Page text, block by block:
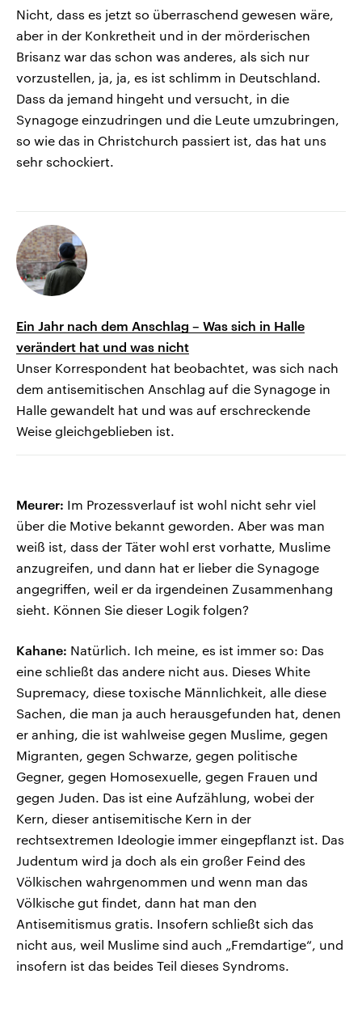
Nicht, dass es jetzt so überraschend gewesen wäre,
aber in der Konkretheit und in der mörderischen
Brisanz war das schon was anderes, als sich nur
vorzustellen, ja, ja, es ist schlimm in Deutschland.
Dass da jemand hingeht und versucht, in die
Synagoge einzudringen und die Leute umzubringen,
so wie das in Christchurch passiert ist, das hat uns
sehr schockiert.
Ein Jahr nach dem Anschlag – Was sich in Halle
verändert hat und was nicht
Unser Korrespondent hat beobachtet, was sich nach
dem antisemitischen Anschlag auf die Synagoge in
Halle gewandelt hat und was auf erschreckende
Weise gleichgeblieben ist.
Meurer: Im Prozessverlauf ist wohl nicht sehr viel
über die Motive bekannt geworden. Aber was man
weiß ist, dass der Täter wohl erst vorhatte, Muslime
anzugreifen, und dann hat er lieber die Synagoge
angegriffen, weil er da irgendeinen Zusammenhang
sieht. Können Sie dieser Logik folgen?
Kahane: Natürlich. Ich meine, es ist immer so: Das
eine schließt das andere nicht aus. Dieses White
Supremacy, diese toxische Männlichkeit, alle diese
Sachen, die man ja auch herausgefunden hat, denen
er anhing, die ist wahlweise gegen Muslime, gegen
Migranten, gegen Schwarze, gegen politische
Gegner, gegen Homosexuelle, gegen Frauen und
gegen Juden. Das ist eine Aufzählung, wobei der
Kern, dieser antisemitische Kern in der
rechtsextremen Ideologie immer eingepflanzt ist. Das
Judentum wird ja doch als ein großer Feind des
Völkischen wahrgenommen und wenn man das
Völkische gut findet, dann hat man den
Antisemitismus gratis. Insofern schließt sich das
nicht aus, weil Muslime sind auch „Fremdartige“, und
insofern ist das beides Teil dieses Syndroms.